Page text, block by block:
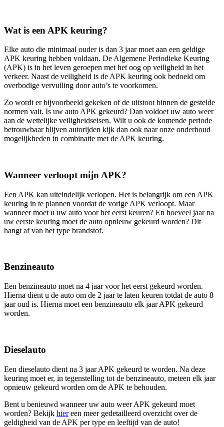
Wat is een APK keuring?
Elke auto die minimaal ouder is dan 3 jaar moet aan een geldige
APK keuring hebben voldaan. De Algemene Periodieke Keuring
(APK) is in het leven geroepen met het oog op veiligheid in het
verkeer. Naast de veiligheid is de APK keuring ook bedoeld om
overbodige vervuiling door auto’s te voorkomen.
Zo wordt er bijvoorbeeld gekeken of de uitstoot binnen de gestelde
normen valt. Is uw auto APK gekeurd? Dan voldoet uw auto weer
aan de wettelijke veiligheidseisen. Wilt u ook de komende periode
betrouwbaar blijven autorijden kijk dan ook naar onze onderhoud
mogelijkheden in combinatie met de APK keuring.
Wanneer verloopt mijn APK?
Een APK kan uiteindelijk verlopen. Het is belangrijk om een APK
keuring in te plannen voordat de vorige APK verloopt. Maar
wanneer moet u uw auto voor het eerst keuren? En hoeveel jaar na
uw eerste keuring moet de auto opnieuw gekeurd worden? Dit
hangt af van het type brandstof.
Benzineauto
Een benzineauto moet na 4 jaar voor het eerst gekeurd worden.
Hierna dient u de auto om de 2 jaar te laten keuren totdat de auto 8
jaar oud is. Hierna moet een benzineauto elk jaar APK gekeurd
worden.
Dieselauto
Een dieselauto dient na 3 jaar APK gekeurd te worden. Na deze
keuring moet er, in tegenstelling tot de benzineauto, meteen elk jaar
opnieuw gekeurd worden om de APK te behouden.
Bent u benieuwd wanneer uw auto weer APK gekeurd moet
worden? Bekijk hiereen meer gedetailleerd overzicht over de
geldigheid van de APK per type en leeftijd van de auto!